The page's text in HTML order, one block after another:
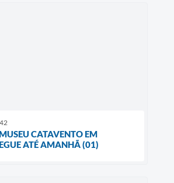
CATAVENTO EM
ATÉ AMANHÃ (01)